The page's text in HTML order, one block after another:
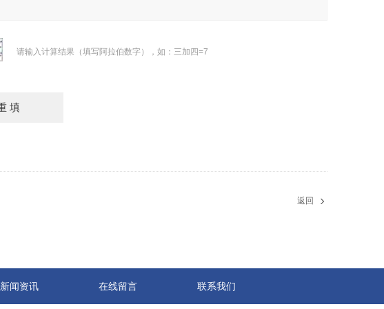
请输入计算结果（填写阿拉伯数字），如：三加四=7
返回
新闻资讯 在线留言 联系我们